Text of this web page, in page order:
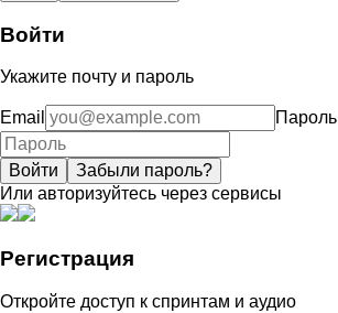
Войти
Укажите почту и пароль
Email Пароль
Войти
Забыли пароль?
Или авторизуйтесь через сервисы
Регистрация
Откройте доступ к спринтам и аудио